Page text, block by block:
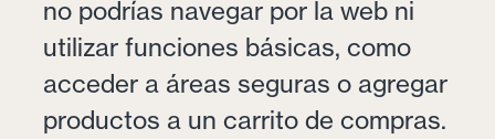
no podrías navegar por la web ni
utilizar funciones básicas, como
acceder a áreas seguras o agregar
productos a un carrito de compras.